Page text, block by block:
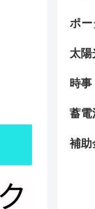
ポ
太陽
時
蓄電
補助